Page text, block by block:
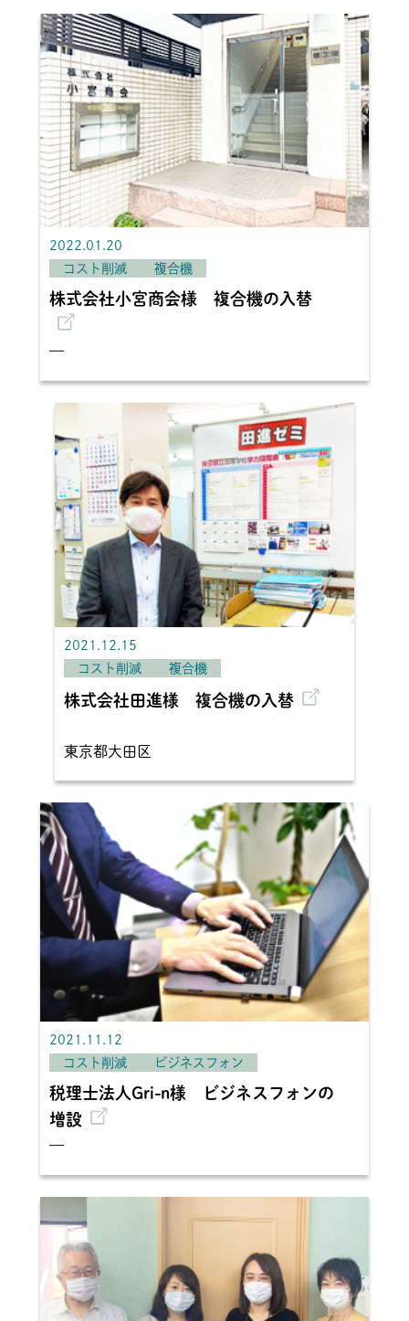
2022.01.20
コスト削減
複合機
株式会社小宮商会様 複合機の入替
—
2021.12.15
コスト削減
複合機
株式会社田進様 複合機の入替
東京都大田区
2021.11.12
コスト削減
ビジネスフォン
税理士法人Gri-n様 ビジネスフォンの
増設
—